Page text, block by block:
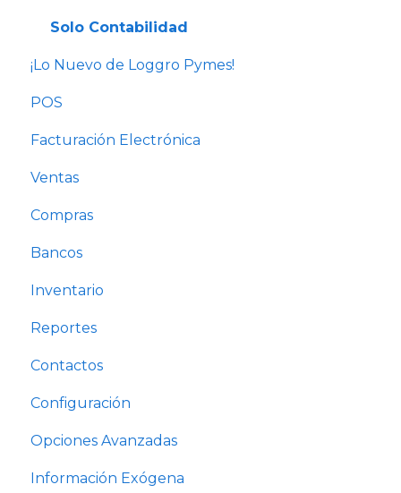
Solo Contabilidad
¡Lo Nuevo de Loggro Pymes!
POS
Facturación Electrónica
Ventas
Compras
Bancos
Inventario
Reportes
Contactos
Configuración
Opciones Avanzadas
Información Exógena